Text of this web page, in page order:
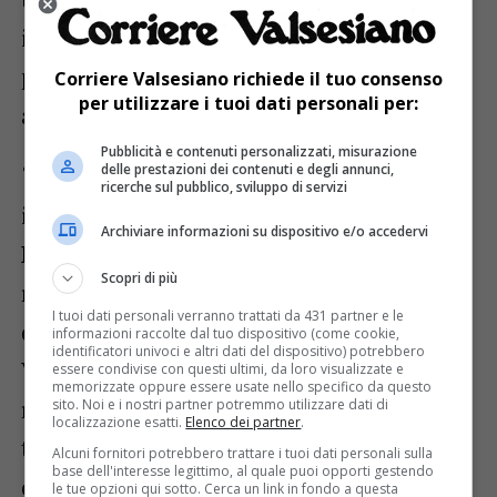
incontrato la Direzione Generale dell’ASL
per un momento di confronto dedicato
anche a questo tema.
“Siamo molto soddisfatti di questa presa
in servizio – dichiara il Direttore Generale
Marco Ricci
rispondere concretamente alle esigenze
delle famiglie e dei bambini della
Valsessera e della Valsesia. Questo incarico
rappresenta un importante risultato per il
territorio, frutto di un impegno condiviso
con le amministrazioni locali con cui
Corriere Valsesiano richiede il tuo consenso
per utilizzare i tuoi dati personali per:
Pubblicità e contenuti personalizzati, misurazione
delle prestazioni dei contenuti e degli annunci,
ricerche sul pubblico, sviluppo di servizi
Archiviare informazioni su dispositivo e/o accedervi
Scopri di più
I tuoi dati personali verranno trattati da 431 partner e le
informazioni raccolte dal tuo dispositivo (come cookie,
identificatori univoci e altri dati del dispositivo) potrebbero
essere condivise con questi ultimi, da loro visualizzate e
memorizzate oppure essere usate nello specifico da questo
sito. Noi e i nostri partner potremmo utilizzare dati di
localizzazione esatti. Elenco dei partner.
Alcuni fornitori potrebbero trattare i tuoi dati personali sulla
base dell'interesse legittimo, al quale puoi opporti gestendo
le tue opzioni qui sotto. Cerca un link in fondo a questa